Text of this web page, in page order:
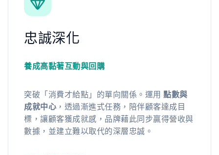
忠誠深化
養成高黏著互動與回購
突破「消費才給點」的單向關係。運用 點數與
成就中心 ，透過漸進式任務，陪伴顧客達成目
標，讓顧客獲成就感，品牌藉此同步贏得營收與
數據，並建立難以取代的深層忠誠。